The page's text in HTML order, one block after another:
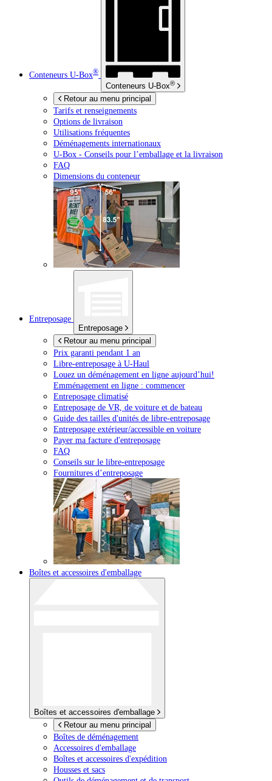
Conteneurs U-Box®
Conteneurs U-Box®
Retour au menu principal
Tarifs et renseignements
Options de livraison
Utilisations fréquentes
Déménagements internationaux
U-Box - Conseils pour l’emballage et la livraison
FAQ
Dimensions du conteneur
Entreposage
Entreposage
Retour au menu principal
Prix garanti pendant 1 an
Libre-entreposage à U-Haul
Louez un déménagement en ligne aujourd’hui!
Emménagement en ligne : commencer
Entreposage climatisé
Entreposage de VR, de voiture et de bateau
Guide des tailles d'unités de libre-entreposage
Entreposage extérieur/accessible en voiture
Payer ma facture d'entreposage
FAQ
Conseils sur le libre-entreposage
Fournitures d’entreposage
Boîtes et accessoires d'emballage
Boîtes et accessoires d'emballage
Retour au menu principal
Boîtes de déménagement
Accessoires d'emballage
Boîtes et accessoires d'expédition
Housses et sacs